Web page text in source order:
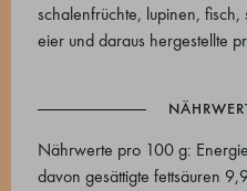
schalenfrüchte, lupinen, fisch,
eier und daraus hergestellte
Nährwerte pro 100 g:
davon gesättigte fettsäuren